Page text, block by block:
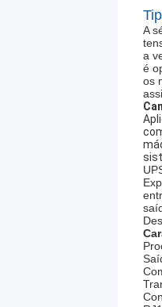
A
a
é
os